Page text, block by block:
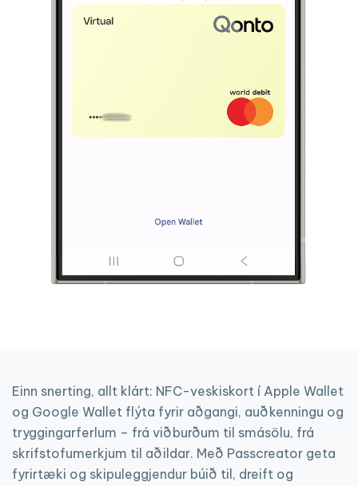
Einn snerting, allt klárt: NFC-veskiskort í Apple Wallet
og Google Wallet flýta fyrir aðgangi, auðkenningu og
tryggingarferlum – frá viðburðum til smásölu, frá
skrifstofumerkjum til aðildar. Með Passcreator geta
fyrirtæki og skipuleggjendur búið til, dreift og